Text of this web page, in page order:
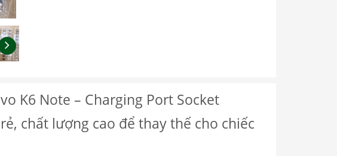
K6 Note – Charging Port Socket
chất lượng cao để thay thế cho chiếc